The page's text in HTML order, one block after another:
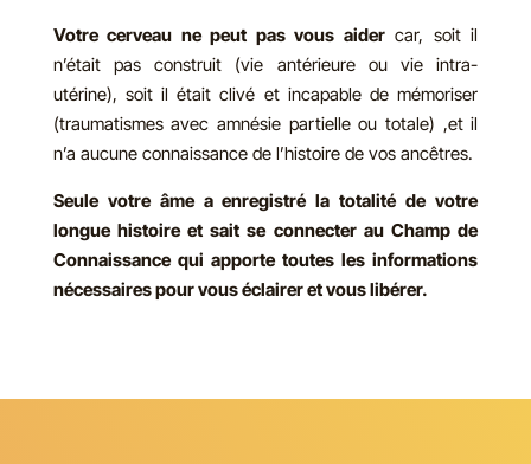
Votre cerveau ne peut pas vous aidercar, soit il
n’était pas construit (vie antérieure ou vie intra-
utérine), soit il était clivé et incapable de mémoriser
(traumatismes avec amnésie partielle ou totale) ,et il
n’a aucune connaissance de l’histoire de vos ancêtres.
Seule votre âme a enregistré la totalité de votre
longue histoire et sait se connecter au Champ de
Connaissance qui apporte toutes les informations
nécessaires pour vous éclairer et vous libérer.